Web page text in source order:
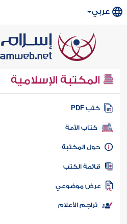
عربي
المكتبة الإسلامية
كتب PDF
كتاب الأمة
المكتبة
الكتب
موضوعي